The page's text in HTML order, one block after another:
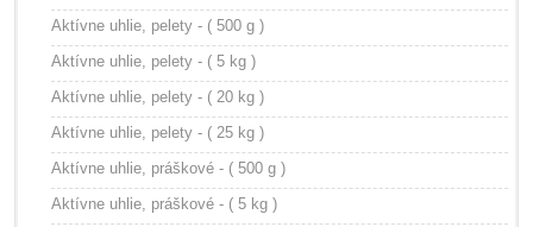
Aktívne uhlie, pelety - ( 500 g )
Aktívne uhlie, pelety - ( 5 kg )
Aktívne uhlie, pelety - ( 20 kg )
Aktívne uhlie, pelety - ( 25 kg )
Aktívne uhlie, práškové - ( 500 g )
Aktívne uhlie, práškové - ( 5 kg )